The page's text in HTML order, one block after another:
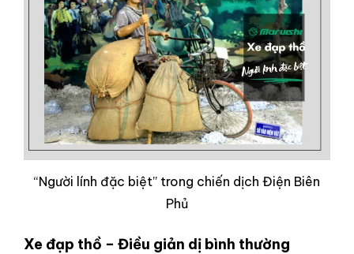
“Người lính đặc biệt” trong chiến dịch Điện Biên
Phủ
Xe đạp thồ – Điều giản dị bình thường